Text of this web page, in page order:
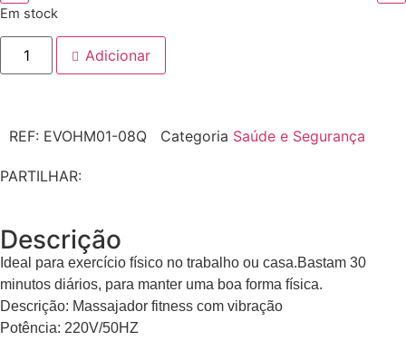
Em stock
Adicionar
REF: EVOHM01-08Q Categoria Saúde e Segurança
PARTILHAR:
Descrição
Ideal para exercício físico no trabalho ou casa.Bastam 30
minutos diários, para manter uma boa forma física.
Descrição: Massajador fitness com vibração
Potência: 220V/50HZ